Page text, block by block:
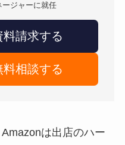
ージャーに就任
料請求する
料相談する
は出店のハー